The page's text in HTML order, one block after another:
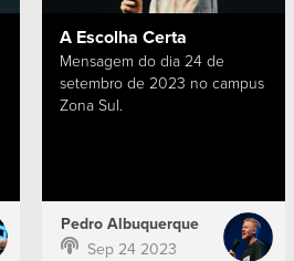
A Escolha Certa
Mensagem do dia 24 de
setembro de 2023 no campus
Zona Sul.
Pedro Albuquerque
Sep 24 2023